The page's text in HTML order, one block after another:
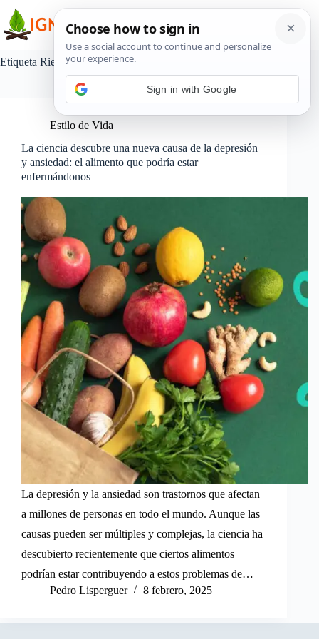
contenido
Etiqueta Riesgo de trastornos emocionales
Estilo de Vida
La ciencia descubre una nueva causa de la depresión
y ansiedad: el alimento que podría estar
enfermándonos
La depresión y la ansiedad son trastornos que afectan
a millones de personas en todo el mundo. Aunque las
causas pueden ser múltiples y complejas, la ciencia ha
descubierto recientemente que ciertos alimentos
podrían estar contribuyendo a estos problemas de…
Pedro Lisperguer
8 febrero, 2025
Sign in with Google